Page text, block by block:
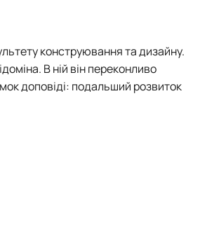
конструювання та дизайну.
В ній він переконливо
доповіді: подальший розвиток